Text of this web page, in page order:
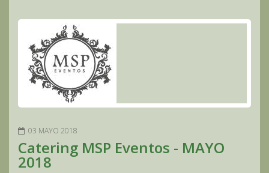
03 MAYO 2018
Catering MSP Eventos - MAYO
2018